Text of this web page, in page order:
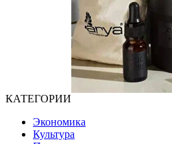
КАТЕГОРИИ
Экономика
Культура